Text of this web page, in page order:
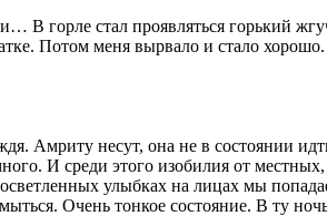
В горле стал проявляться горький
Потом меня вырвало и стало
Амриту несут, она не в состоянии
И среди этого изобилия от
улыбках на лицах мы
Очень тонкое состояние. В ту